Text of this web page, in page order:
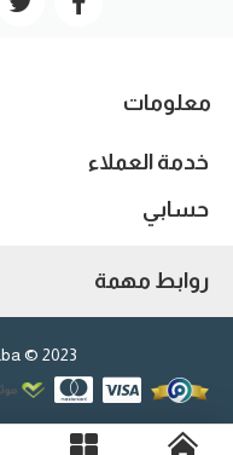
معلومات
خدمة العملاء
حسابي
روابط مهمة
2023 © Sahaba